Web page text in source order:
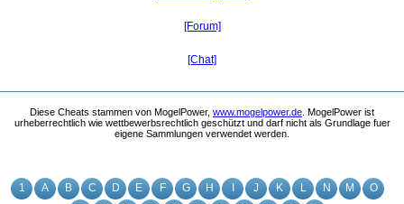
1 A B C D E F G H J K L N M
O
[Forum]
[Chat]
Diese Cheats stammen von MogelPower, www.mogelpower.de . MogelPower ist
urheberrechtlich wie wettbewerbsrechtlich geschützt und darf nicht als Grundlage fuer
eigene Sammlungen verwendet werden.